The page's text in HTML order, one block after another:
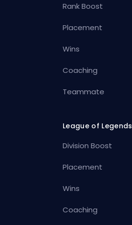
Rank Boost
Placement
Wins
Coaching
Teammate
League of Legends
Division Boost
Placement
Wins
Coaching